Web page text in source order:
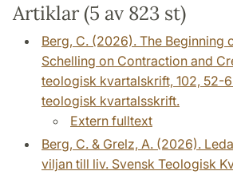
Artiklar (5 av 823 st)
Berg, C. (2026). The Beginning
Schelling on Contraction and
teologisk kvartalskrift, 102, 52-
teologisk kvartalsskrift.
Extern fulltext
Berg, C. & Grelz, A. (2026).
viljan till liv. Svensk Teologisk